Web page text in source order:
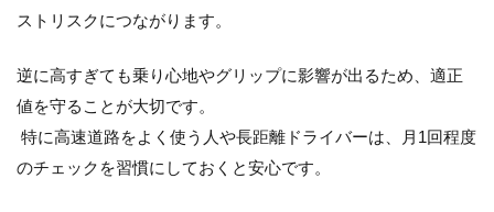
ストリスクにつながります。
逆に高すぎても乗り心地やグリップに影響が出るため、適正
値を守ることが大切です。
特に高速道路をよく使う人や長距離ドライバーは、月1回程度
のチェックを習慣にしておくと安心です。